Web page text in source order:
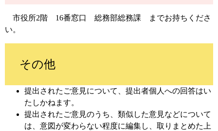
市役所2階 16番窓口 総務部総務課 までお持ちくださ
い。
その他
提出されたご意見について、提出者個人への回答はい
たしかねます。
提出されたご意見のうち、類似した意見などについて
は、意図が変わらない程度に編集し、取りまとめた上